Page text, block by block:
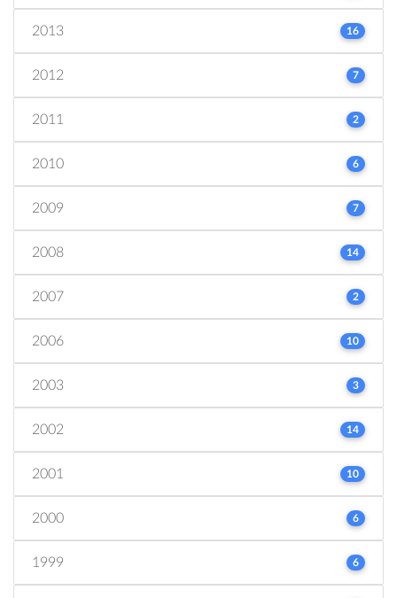
2013 16
2012 7
2011 2
2010 6
2009 7
2008 14
2007 2
2006 10
2003 3
2002 14
2001 10
2000 6
1999 6